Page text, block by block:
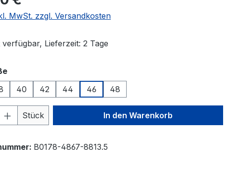
MwSt. zzgl. Versandkosten
Lieferzeit: 2 Tage
auswählen
40 42 44 46 48
Anzahl: Gib den gewünschten Wert
Stück In den Warenkorb
B0178-4867-8813.5